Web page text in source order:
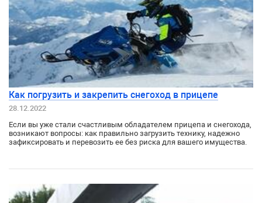
Как погрузить и закрепить снегоход в прицепе
28.12.2022
Если вы уже стали счастливым обладателем прицепа и снегохода,
возникают вопросы: как правильно загрузить технику, надежно
зафиксировать и перевозить ее без риска для вашего имущества.